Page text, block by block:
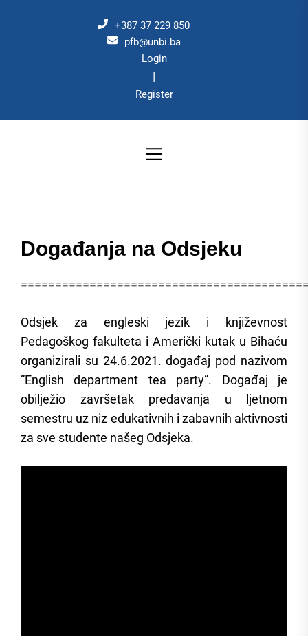
+387 37 229 850
pfb@unbi.ba
Login
|
Register
Događanja na Odsjeku
Odsjek za engleski jezik i književnost
Pedagoškog fakulteta i Američki kutak u Bihaću
organizirali su 24.6.2021. događaj pod nazivom
“English department tea party”. Događaj je
obilježio završetak predavanja u ljetnom
semestru uz niz edukativnih i zabavnih aktivnosti
za sve studente našeg Odsjeka.